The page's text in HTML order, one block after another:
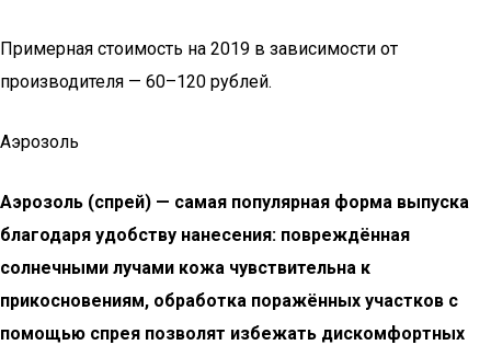
Примерная стоимость на 2019 в зависимости от
производителя — 60–120 рублей.
Аэрозоль
Аэрозоль (спрей) — самая популярная форма выпуска
благодаря удобству нанесения: повреждённая
солнечными лучами кожа чувствительна к
прикосновениям, обработка поражённых участков с
помощью спрея позволят избежать дискомфортных